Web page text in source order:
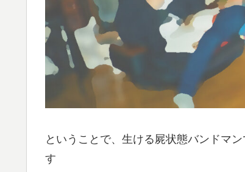
ということで、生ける屍状態バンドマ
す